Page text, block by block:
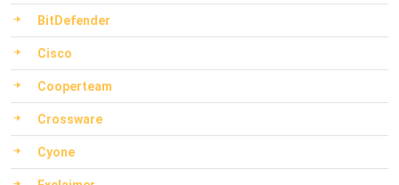
BitDefender
Cisco
Cooperteam
Crossware
Cyone